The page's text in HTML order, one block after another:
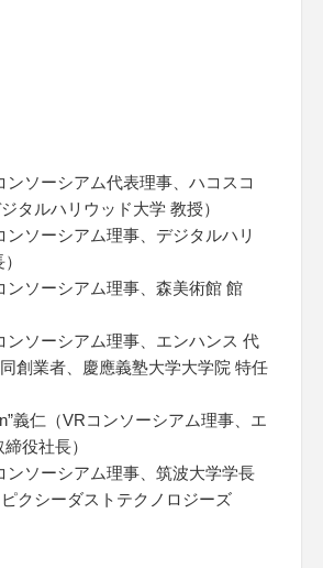
ンソーシアム代表理事、ハコスコ
タルハリウッド大学 教授）
ンソーシアム理事、デジタルハリ
ンソーシアム理事、森美術館 館
ンソーシアム理事、エンハンス 代
創業者、慶應義塾大学大学院 特任
義仁（VRコンソーシアム理事、エ
役社長）
ンソーシアム理事、筑波大学学長
クシーダストテクノロジーズ